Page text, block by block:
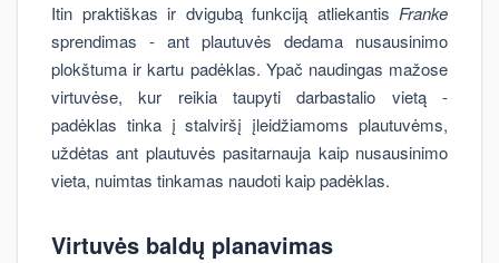
Itin praktiškas ir dvigubą funkciją atliekantis Franke
sprendimas - ant plautuvės dedama nusausinimo
plokštuma ir kartu padėklas. Ypač naudingas mažose
virtuvėse, kur reikia taupyti darbastalio vietą -
padėklas tinka į stalviršį įleidžiamoms plautuvėms,
uždėtas ant plautuvės pasitarnauja kaip nusausinimo
vieta, nuimtas tinkamas naudoti kaip padėklas.
Virtuvės baldų planavimas